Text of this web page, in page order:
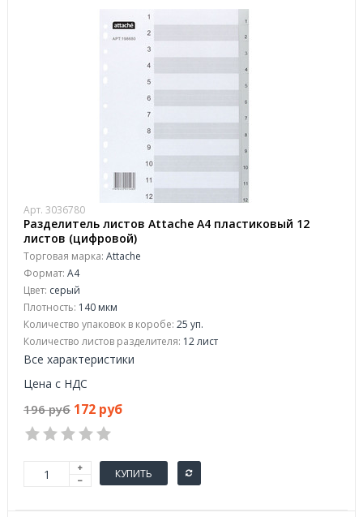
Арт. 3036780
Разделитель листов Attache А4 пластиковый 12
листов (цифровой)
Торговая марка: Attache
Формат: A4
Цвет: серый
Плотность: 140 мкм
Количество упаковок в коробе: 25 уп.
Количество листов разделителя: 12 лист
Все характеристики
Цена с НДС
196 руб 172 руб
КУПИТЬ